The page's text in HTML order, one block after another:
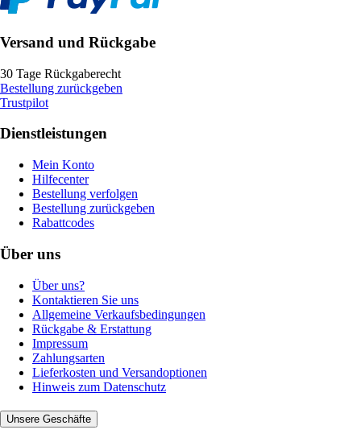
Versand und Rückgabe
30 Tage Rückgaberecht
Bestellung zurückgeben
Trustpilot
Dienstleistungen
Mein Konto
Hilfecenter
Bestellung verfolgen
Bestellung zurückgeben
Rabattcodes
Über uns
Über uns?
Kontaktieren Sie uns
Allgemeine Verkaufsbedingungen
Rückgabe & Erstattung
Impressum
Zahlungsarten
Lieferkosten und Versandoptionen
Hinweis zum Datenschutz
Unsere Geschäfte